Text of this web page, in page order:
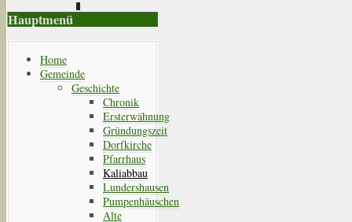
Hauptmenü
Home
Gemeinde
Geschichte
Chronik
Ersterwähnung
Gründungszeit
Dorfkirche
Pfarrhaus
Kaliabbau
Lundershausen
Pumpenhäuschen
Alte